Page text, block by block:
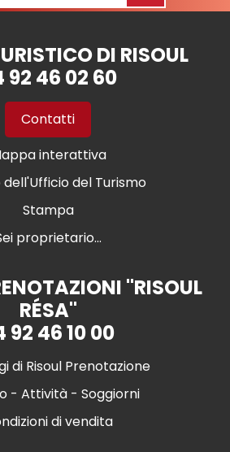
DI RISOUL
92 46 02 60
Contatti
interattiva
dell'Ufficio del Turismo
Stampa
proprietario...
"RISOUL
RÉSA"
92 46 10 00
di Risoul Prenotazione
- Attività - Soggiorni
di vendita